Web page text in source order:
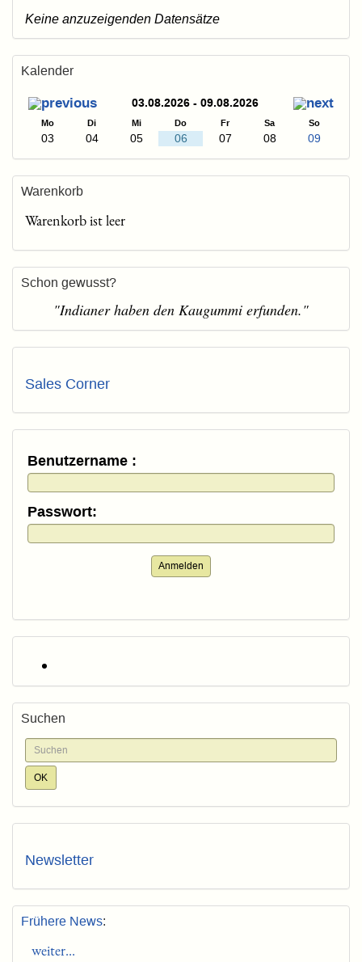
Keine anzuzeigenden Datensätze
Kalender
03.08.2026 - 09.08.2026
Mo Di Mi Do Fr Sa So
03 04 05 06 07 08 09
Warenkorb
Warenkorb ist leer
Schon gewusst?
"Indianer haben den Kaugummi erfunden."
Sales Corner
Benutzername :
Passwort:
Anmelden
Suchen
Newsletter
Frühere News:
weiter...